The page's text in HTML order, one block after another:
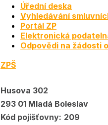
Úřední deska
Vyhledávání
Portál ZP
Elektronická
Odpovědi na žádosti
ZPŠ
Husova 302
293 01 Mladá Boleslav
Kód pojišťovny: 209